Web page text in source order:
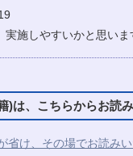
施しやすいかと思いま
は、こちらからお読み
け、その場でお読みい